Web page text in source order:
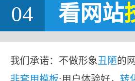
04 看网站
我们承诺：不做形象丑陋的